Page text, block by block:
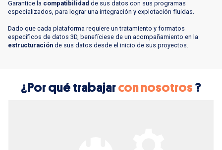
Garantice la compatibilidad de sus datos con sus programas
especializados, para lograr una integración y explotación fluidas.
Dado que cada plataforma requiere un tratamiento y formatos
específicos de datos 3D, benefíciese de un acompañamiento en la
estructuración de sus datos desde el inicio de sus proyectos.
¿Por qué trabajarcon nosotros ?